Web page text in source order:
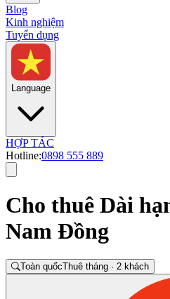
Blog
Kinh nghiệm
Tuyển dụng
Language
HỢP TÁC
Hotline:0898 555 889
Cho thuê Dài
Nam Đồng
Toàn quốcThuê tháng · 2 khách